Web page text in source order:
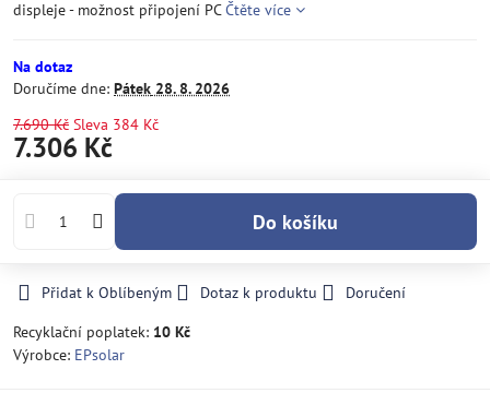
displeje - možnost připojení PCČtěte více
Na dotaz
Doručíme dne: Pátek 28. 8. 2026
7.690 Kč Sleva 384 Kč
7.306 Kč
Do košíku
Přidat k Oblíbeným Dotaz k produktu
Doručení
Recyklační poplatek: 10 Kč
Výrobce: EPsolar